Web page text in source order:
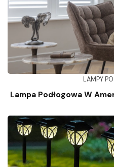
LAMPY
Lampa Podłogowa W